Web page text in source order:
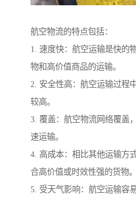
航空物流的特点包括：
1. 速度快：航空运输是快的
物和高价值商品的运输。
2. 安全性高：航空运输过程
较高。
3. 覆盖：航空物流网络覆盖
速运输。
4. 高成本：相比其他运输方
合高价值或时效性强的货物。
5. 受天气影响：航空运输容